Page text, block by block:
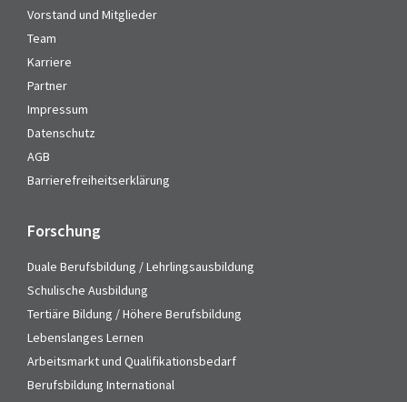
Vorstand und Mitglieder
Team
Karriere
Partner
Impressum
Datenschutz
AGB
Barrierefreiheitserklärung
Forschung
Duale Berufsbildung / Lehrlingsausbildung
Schulische Ausbildung
Tertiäre Bildung / Höhere Berufsbildung
Lebenslanges Lernen
Arbeitsmarkt und Qualifikationsbedarf
Berufsbildung International